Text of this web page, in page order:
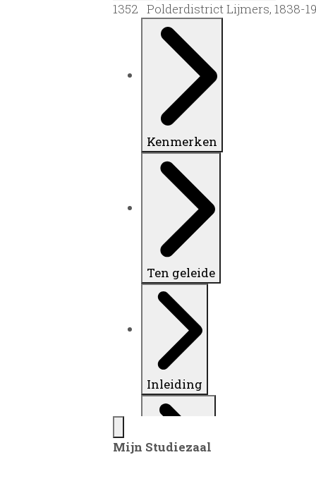
1352 Polderdistrict Lijmers, 1838-
Kenmerken
Ten geleide
Inleiding
Mijn Studiezaal